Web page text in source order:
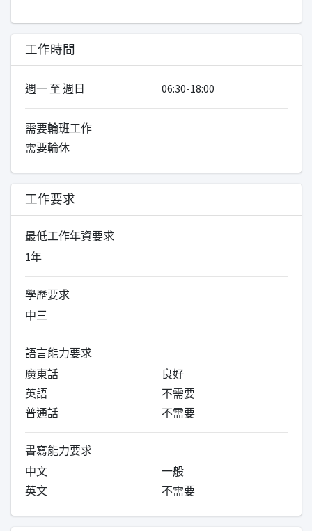
工作時間
週一 至 週日 06:30-18:00
需要輪班工作
需要輪休
工作要求
最低工作年資要求
1年
學歷要求
中三
語言能力要求
廣東話
良好
英語
不需要
普通話
不需要
書寫能力要求
中文
一般
英文
不需要